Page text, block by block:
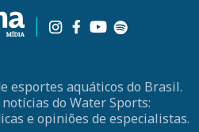
esportes aquáticos do Brasil.
do Water Sports:
e opiniões de especialistas.